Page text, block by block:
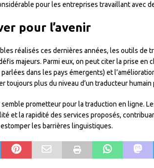
pour les entreprises travaillant avec
pour l’avenir
réalisés ces dernières années, les outils de
majeurs. Parmi eux, on peut citer la prise en
dans les pays émergents) et
toujours plus du niveau d’un traducteur
prometteur pour la traduction en ligne.
et la rapidité des services proposés,
les barrières linguistiques.